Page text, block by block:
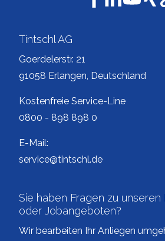
Tintschl AG
Goerdelerstr. 21
91058 Erlangen, Deutschland
Kostenfreie Service-Line
0800 - 898 898 0
E-Mail:
service@tintschl.de
Sie haben Fragen zu
oder Jobangeboten?
Wir bearbeiten Ihr Anliegen